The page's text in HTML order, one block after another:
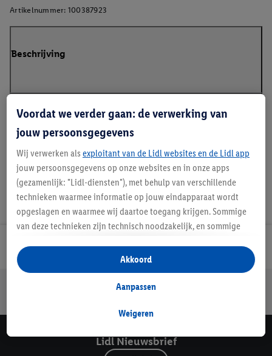
Artikelnummer: 100387923
Beschrijving
Details over productveiligheid
Lidl Nieuwsbrief
Jouw voordelen bij ons als Lidl webshop klant
Lidl Nieuwsbrief
Voordat we verder gaan: de verwerking van
jouw persoonsgegevens
Wij verwerken als exploitant van de Lidl websites en de Lidl app
jouw persoonsgegevens op onze websites en in onze apps
(gezamenlijk: "Lidl-diensten"), met behulp van verschillende
technieken waarmee informatie op jouw eindapparaat wordt
opgeslagen en waarmee wij daartoe toegang krijgen. Sommige
van deze technieken zijn technisch noodzakelijk, en sommige
opslaan van voorkeursinstellingen, het verzamelen en
analyseren van statistieken of voor het tonen van
gepersonaliseerde reclame binnen en buiten de Lidl-diensten.
gegevens over jouw aankoopgedrag in de winkel ook voor de
Als je hier toestemming geeft aan ons voor het personaliseren
Weigeren
Aanpassen
Akkoord